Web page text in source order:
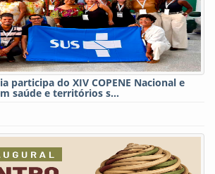
participa do XIV COPENE Nacional e
saúde e territórios s...